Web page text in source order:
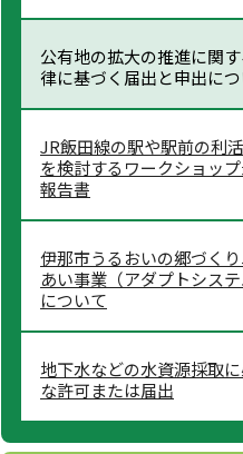
公有地の拡大の推進に関
律に基づく届出と申出に
JR飯田線の駅や駅前の利
を検討するワークショッ
報告書
伊那市うるおいの郷づく
あい事業（アダプトシステ
について
地下水などの水資源採取
な許可または届出